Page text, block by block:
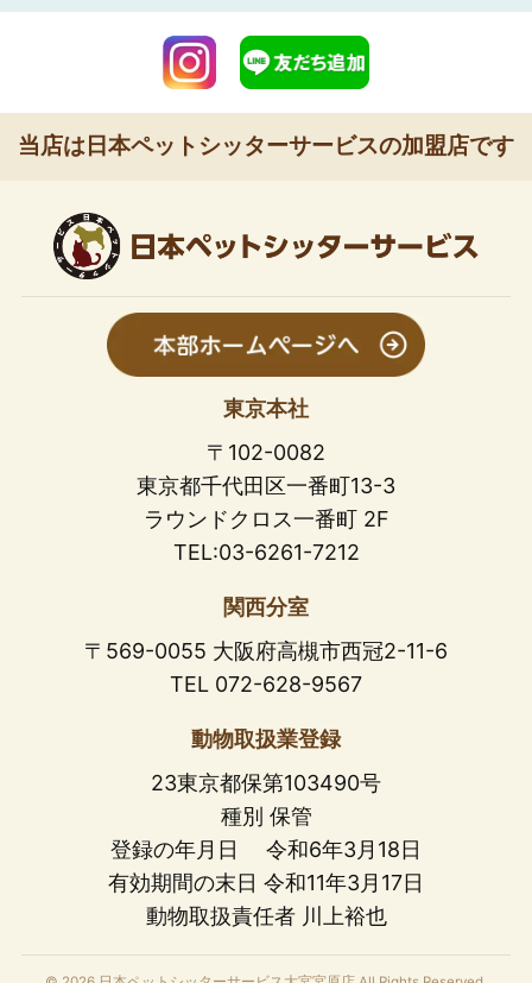
当店は日本ペットシッターサービスの加盟店です
東京本社
〒102-0082
東京都千代田区一番町13-3
ラウンドクロス一番町 2F
TEL:03-6261-7212
関西分室
〒569-0055 大阪府高槻市西冠2-11-6
TEL 072-628-9567
動物取扱業登録
23東京都保第103490号
種別 保管
登録の年月日 令和6年3月18日
有効期間の末日 令和11年3月17日
動物取扱責任者 川上裕也